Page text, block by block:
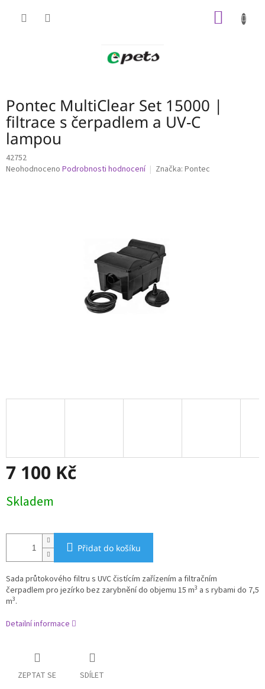
Pontec MultiClear Set 15000 |
filtrace s čerpadlem a UV-C
lampou
42752
Průměrné
Neohodnoceno Podrobnosti hodnocení Značka: Pontec
7 100 Kč
cena:
Skladem
Přidat do košíku
Sada průtokového filtru s UVC čistícím zařízením a filtračním
čerpadlem pro jezírko bez zarybnění do objemu 15 m3 a s rybami do 7,5
m3.
Detailní informace
ZEPTAT SE SDÍLET